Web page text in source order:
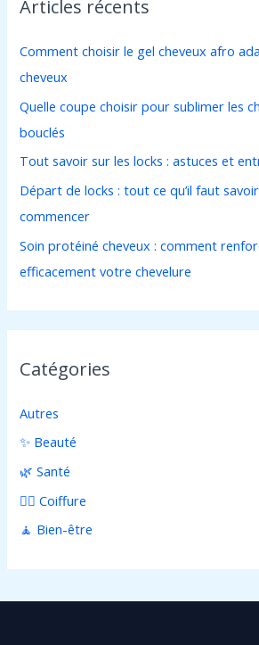
e
c
h
e
r
:
Articles récents
Comment choisir le gel cheveux afro
cheveux
Quelle coupe choisir pour sublimer les
bouclés
Tout savoir sur les locks : astuces et
Départ de locks : tout ce qu’il faut
commencer
Soin protéiné cheveux : comment
efficacement votre chevelure
Catégories
Autres
✨ Beauté
🌿 Santé
💇‍♀️ Coiffure
🧘 Bien-être